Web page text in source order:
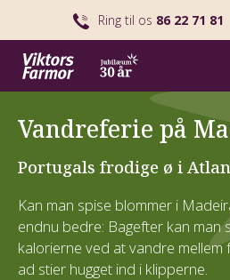
Ring til os 86 22 71 81
Vandreferie på
Portugals frodige ø i
Kan man spise blommer i
endnu bedre: Bagefter kan man
kalorierne ved at vandre
ad stier hugget ind i klipperne.